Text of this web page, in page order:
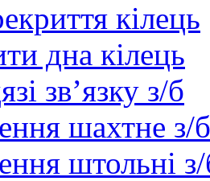
кілець
дна кілець
зв’язку з/б
шахтне з/б
штольні